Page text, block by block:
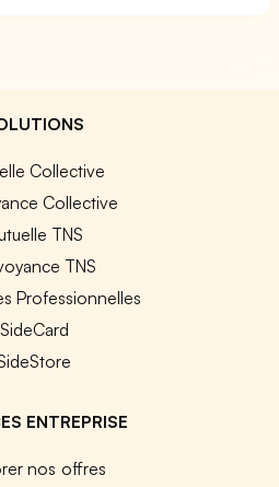
Collective
Collective
TNS
TNS
Professionnelles
SideCard
ENTREPRISE
nos offres